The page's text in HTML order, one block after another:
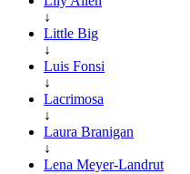
↓
Little Big
↓
Luis Fonsi
↓
Lacrimosa
↓
Laura Branigan
↓
Lena Meyer-Landrut